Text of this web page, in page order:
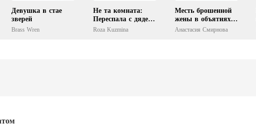
Девушка в стае
зверей
Brass Wren
Не та комната:
Переспала с дядей
моего жениха
Roza Kuzmina
Месть брошенной
жены в объятиях
злейшего врага
Анастасия Смирнова